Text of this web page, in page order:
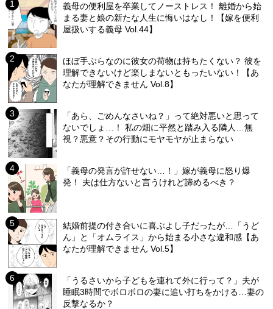
義母の便利屋を卒業してノーストレス！ 離婚から始
まる妻と娘の新たな人生に悔いはなし！【嫁を便利
屋扱いする義母 Vol.44】
ほぼ手ぶらなのに彼女の荷物は持ちたくない？ 彼を
理解できないけど楽しまないともったいない！【あ
なたが理解できません Vol.8】
「あら、ごめんなさいね？」って絶対悪いと思って
ないでしょ…！ 私の畑に平然と踏み入る隣人…無
視？悪意？その行動にモヤモヤが止まらない
「義母の発言が許せない…！」嫁が義母に怒り爆
発！ 夫は仕方ないと言うけれど諦めるべき？
結婚前提の付き合いに喜ぶよし子だったが…「うど
ん」と「オムライス」から始まる小さな違和感【あ
なたが理解できません Vol.5】
「うるさいから子どもを連れて外に行って？」夫が
睡眠3時間でボロボロの妻に追い打ちをかける…妻の
反撃なるか？